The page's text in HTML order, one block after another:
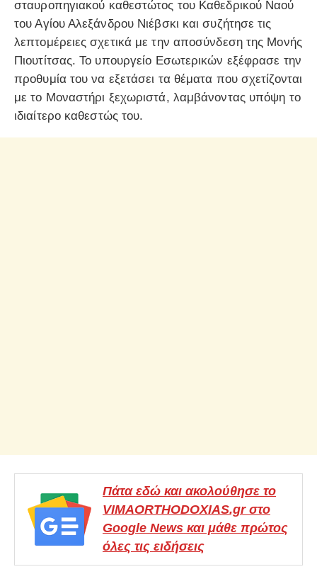
σταυροπηγιακού καθεστώτος του Καθεδρικού Ναού
του Αγίου Αλεξάνδρου Νιέβσκι και συζήτησε τις
λεπτομέρειες σχετικά με την αποσύνδεση της Μονής
Πιουτίτσας. Το υπουργείο Εσωτερικών εξέφρασε την
προθυμία του να εξετάσει τα θέματα που σχετίζονται
με το Μοναστήρι ξεχωριστά, λαμβάνοντας υπόψη το
ιδιαίτερο καθεστώς του.
Πάτα εδώ και ακολούθησε το
VIMAORTHODOXIAS.gr στο
Google News και μάθε πρώτος
όλες τις ειδήσεις